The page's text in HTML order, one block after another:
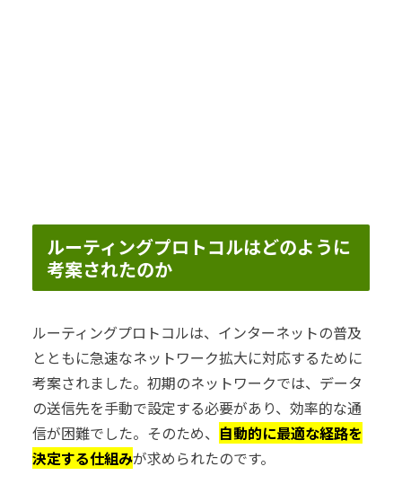
ルーティングプロトコルはどのように
考案されたのか
ルーティングプロトコルは、インターネットの普及
とともに急速なネットワーク拡大に対応するために
考案されました。初期のネットワークでは、データ
の送信先を手動で設定する必要があり、効率的な通
信が困難でした。そのため、 自動的に最適な経路を
決定する仕組みが求められたのです。